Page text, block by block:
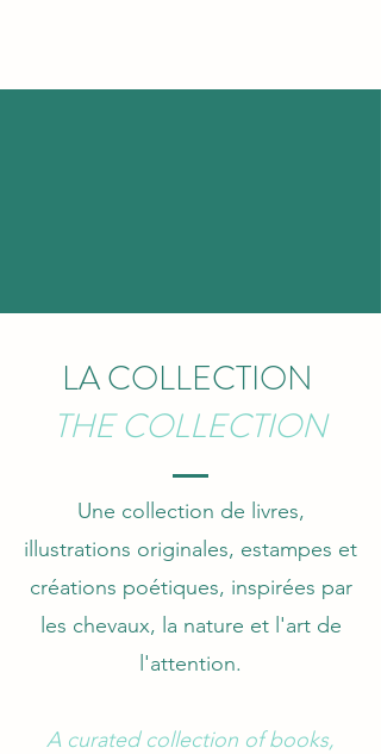
LA COLLECTION
THE COLLECTION
Une collection de livres,
illustrations originales, estampes et
créations poétiques, inspirées par
les chevaux, la nature et l'art de
l'attention.
A curated collection of books,